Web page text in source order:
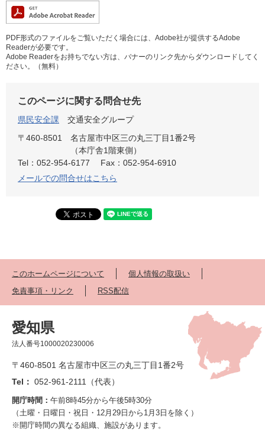
PDF形式のファイルをご覧いただく場合には、Adobe社が提供するAdobe
Readerが必要です。
Adobe Readerをお持ちでない方は、バナーのリンク先からダウンロードしてく
ださい。（無料）
このページに関する問合せ先
県民安全課
交通安全グループ
〒460-8501
名古屋市中区三の丸三丁目1番2号
（本庁舎1階東側）
Tel：052-954-6177
Fax：052-954-6910
メールでの問合せはこちら
このホームページについて
個人情報の取扱い
免責事項・リンク
RSS配信
愛知県
法人番号1000020230006
〒460-8501 名古屋市中区三の丸三丁目1番2号
Tel： 052-961-2111（代表）
開庁時間： 午前8時45分から午後5時30分
（土曜・日曜日・祝日・12月29日から1月3日を除く）
※開庁時間の異なる組織、施設があります。